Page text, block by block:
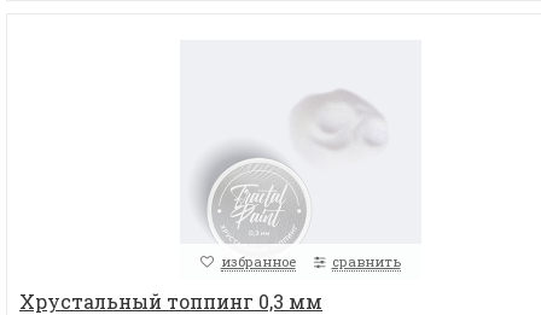
избранное сравнить
Хрустальный топпинг 0,3 мм